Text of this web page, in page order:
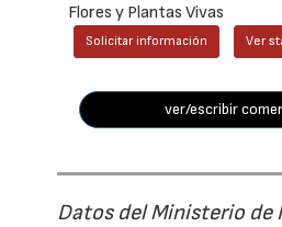
Flores y Plantas Vivas
Solicitar información Ver
ver/escribir
Datos del Ministerio de